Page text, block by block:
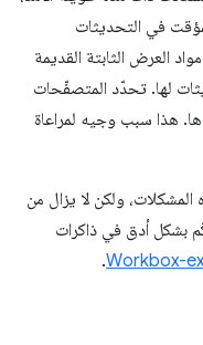
في التحديثات
العرض الثابتة القديمة
لها. تحدّد المتصفّحات
هذا سبب وجيه لمراعاة
ولكن لا يزال من
بشكل أدق في ذاكرات
.